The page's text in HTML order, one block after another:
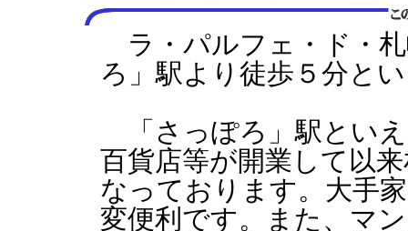
ラ・パルフェ・ド・
ろ」駅より徒歩５分と
「さっぽろ」駅とい
百貨店等が開業して以
なっております。大手
変便利です。また、マ